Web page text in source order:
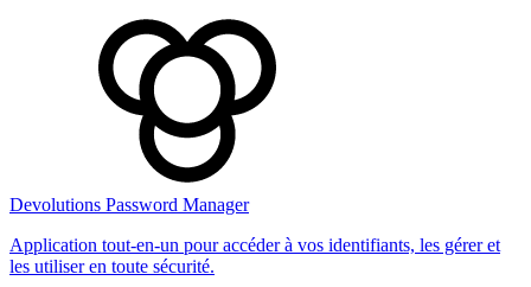
Devolutions Password Manager
Application tout-en-un pour accéder à vos identifiants, les gérer et
les utiliser en toute sécurité.